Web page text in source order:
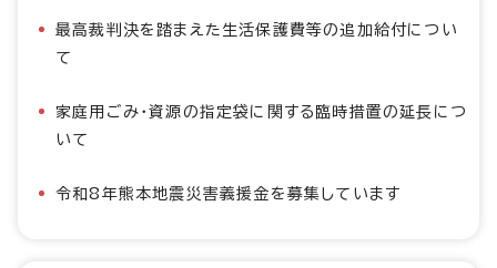
最高裁判決を踏まえた生活保護費等の追加給付につい
て
家庭用ごみ・資源の指定袋に関する臨時措置の延長につ
いて
令和8年熊本地震災害義援金を募集しています